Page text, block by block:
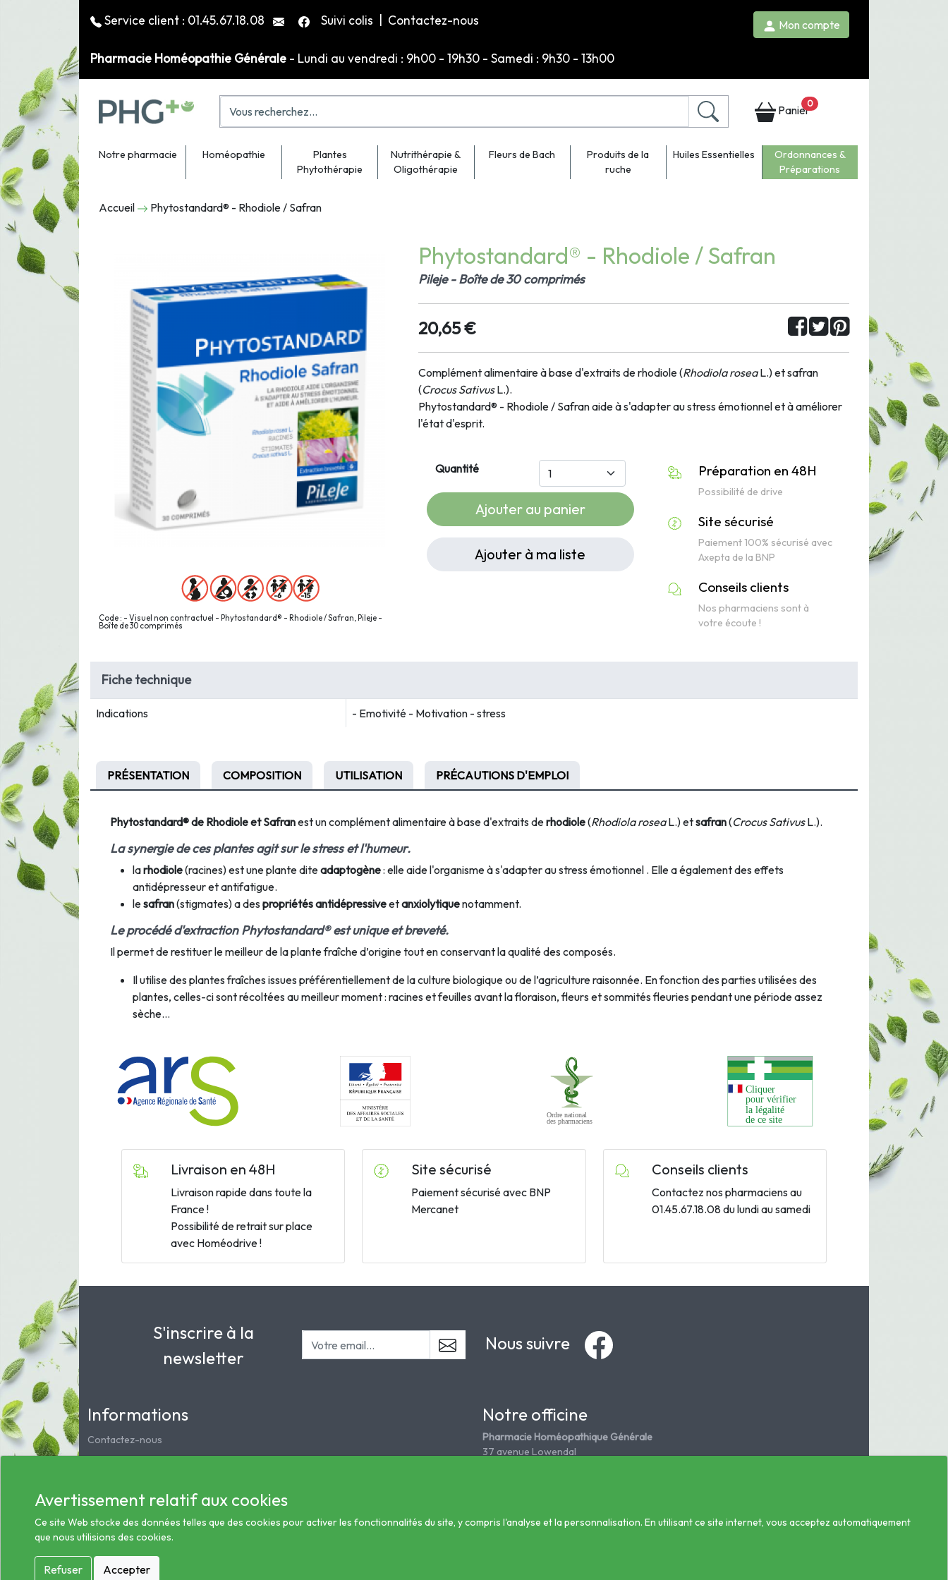
Service client : 01.45.67.18.08 Suivi colis Contactez-nous Mon compte
Pharmacie Homéopathie Générale - Lundi au vendredi : 9h00 - 19h30 - Samedi : 9h30 - 13h00
Panier0
Notre pharmacie Homéopathie
Plantes
Phytothérapie
Nutrithérapie &
Oligothérapie
Fleurs de Bach
Produits de la
ruche
Huiles Essentielles
Ordonnances &
Préparations
Accueil Phytostandard® - Rhodiole / Safran
Code : - Visuel non contractuel - Phytostandard® - Rhodiole / Safran, Pileje -
Boîte de 30 comprimés
Phytostandard® - Rhodiole / Safran
Pileje - Boîte de 30 comprimés
20,65 €
Complément alimentaire à base d'extraits de rhodiole (Rhodiola roseaL.) et safran
(Crocus SativusL.).
Phytostandard® - Rhodiole / Safran aide à s'adapter au stress émotionnel et à améliorer
l'état d'esprit.
Quantité
Ajouter au panier
Ajouter à ma liste
Préparation en 48H
Possibilité de drive
Site sécurisé
Paiement 100% sécurisé avec
Axepta de la BNP
Conseils clients
Nos pharmaciens sont à
votre écoute !
Fiche technique
Indications - Emotivité - Motivation - stress
PRÉSENTATION COMPOSITION UTILISATION PRÉCAUTIONS D'EMPLOI
Phytostandard® de Rhodiole et Safranest un complément alimentaire à base d'extraits derhodiole(Rhodiola roseaL.) etsafran(Crocus SativusL.).
La synergie de ces plantes agit sur lestresset l'humeur.
larhodiole(racines) est une plante diteadaptogène: elle aide l'organisme à s'adapter au stress émotionnel . Elle a également des effets
antidépresseur et antifatigue.
lesafran(stigmates) a des propriétés antidépressiveetanxiolytiquenotamment.
Le procédé d'extraction Phytostandard® estuniqueetbreveté.
Il permet de restituer le meilleur de la plante fraîche d’origine tout en conservant la qualité des composés.
Il utilise des plantes fraîches issues préférentiellement de la culture biologique ou de l’agriculture raisonnée. En fonction des parties utilisées des
plantes, celles-ci sont récoltées au meilleur moment : racines et feuilles avant la floraison, fleurs et sommités fleuries pendant une période assez
sèche…
Livraison en 48H
Livraison rapide dans toute la
France !
Possibilité de retrait sur place
avec Homéodrive !
Site sécurisé
Paiement sécurisé avec BNP
Mercanet
Conseils clients
Contactez nos pharmaciens au
01.45.67.18.08 du lundi au samedi
S'inscrire à la
newsletter
Nous suivre
Informations
Contactez-nous
Mentions légales
Service clients
Les préparations magistrales et homéopathiques
Conditions générales des ventes
Informations sur le traitement des données de santé
Notre officine
Pharmacie Homéopathique Générale
37 avenue Lowendal
Avertissement relatif aux cookies
Ce site Web stocke des données telles que des cookies pour activer les fonctionnalités du site, y compris l'analyse et la personnalisation. En utilisant ce site internet, vous acceptez automatiquement
que nous utilisions des cookies.
Refuser Accepter